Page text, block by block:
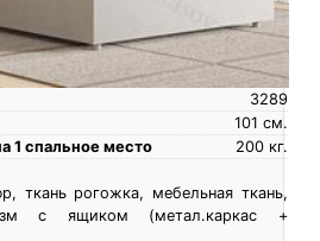
3289
см.
101
1 спальное место
кг.
200
ткань рогожка, мебельная ткань,
с ящиком (метал.каркас +